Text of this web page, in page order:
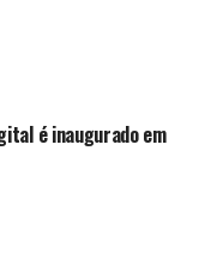
é inaugurado em